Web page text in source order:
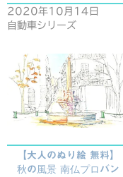
2020年10月14日
自動車シリーズ
【大人のぬり絵 無料】
秋の風景 南仏プロバン